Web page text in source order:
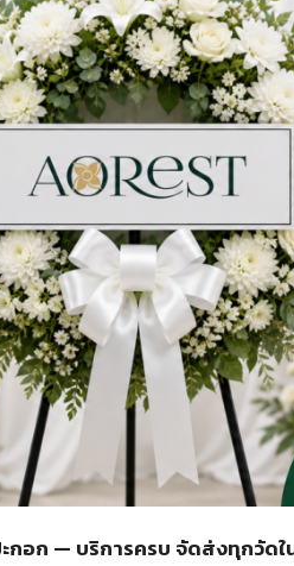
กอก — บริการครบ จัดส่งทุกวัดใ